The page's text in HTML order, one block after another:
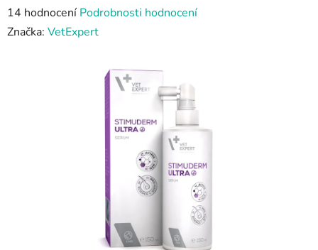
Průměrné
hodnocení
14 hodnocení Podrobnosti hodnocení
Značka: VetExpert